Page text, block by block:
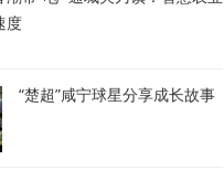
度
“楚超”咸宁球星分享成长故事